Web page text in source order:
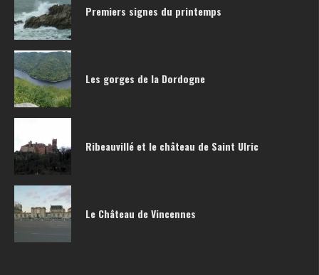
Premiers signes du printemps
Les gorges de la Dordogne
Ribeauvillé et le château de Saint Ulric
Le Château de Vincennes